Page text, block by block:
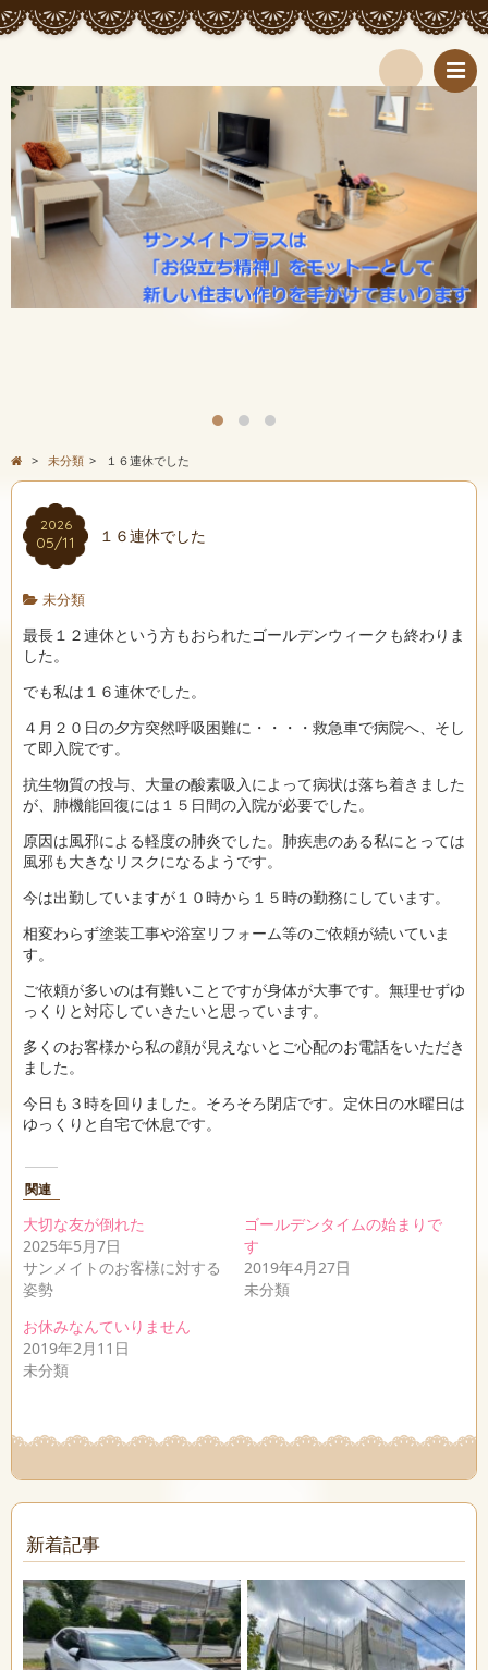
検
> 未分類 > １６連休でした
2026
05/11 １６連休でした
未分類
最長１２連休という方もおられたゴールデンウィークも終わりま
した。
でも私は１６連休でした。
４月２０日の夕方突然呼吸困難に・・・・救急車で病院へ、そし
て即入院です。
抗生物質の投与、大量の酸素吸入によって病状は落ち着きました
が、肺機能回復には１５日間の入院が必要でした。
原因は風邪による軽度の肺炎でした。肺疾患のある私にとっては
風邪も大きなリスクになるようです。
今は出勤していますが１０時から１５時の勤務にしています。
相変わらず塗装工事や浴室リフォーム等のご依頼が続いていま
す。
ご依頼が多いのは有難いことですが身体が大事です。無理せずゆ
っくりと対応していきたいと思っています。
多くのお客様から私の顔が見えないとご心配のお電話をいただき
ました。
今日も３時を回りました。そろそろ閉店です。定休日の水曜日は
ゆっくりと自宅で休息です。
関連
大切な友が倒れた
2025年5月7日
サンメイトのお客様に対する
姿勢
ゴールデンタイムの始まりで
す
2019年4月27日
未分類
お休みなんていりません
2019年2月11日
未分類
新着記事